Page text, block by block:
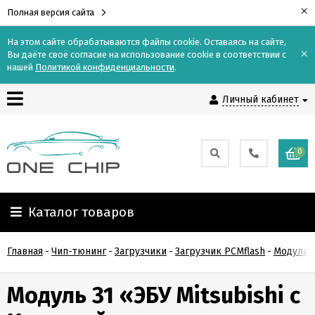
Полная версия сайта ×
На этом сайте обрабатываются файлы cookie. Оставаясь на сайте,
Вы даёте своё согласие на использование cookie в соответствии с
нашей Политикой конфиденциальности.
×
Личный кабинет
Контакты
Доставка
Оплата
О
компании
Гарантия
0
Каталог товаров
Главная - Чип-тюнинг - Загрузчики - Загрузчик PCMflash - Модули
Модуль 31 «ЭБУ Mitsubishi с